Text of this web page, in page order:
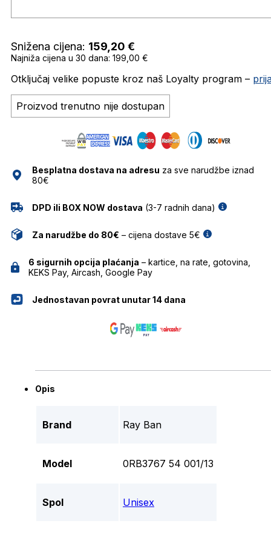
Snižena cijena: 159,20 €
Najniža cijena u 30 dana: 199,00 €
Otključaj velike popuste kroz naš Loyalty program –
Proizvod trenutno nije dostupan
Besplatna dostava na adresu za sve narudžbe iznad
80€
DPD ili BOX NOW dostava (3-7 radnih dana)
Za narudžbe do 80€ – cijena dostave 5€
6 sigurnih opcija plaćanja – kartice, na rate, gotovina,
KEKS Pay, Aircash, Google Pay
Jednostavan povrat unutar 14 dana
Opis
Brand Ray Ban
Model 0RB3767 54 001/13
Spol Unisex